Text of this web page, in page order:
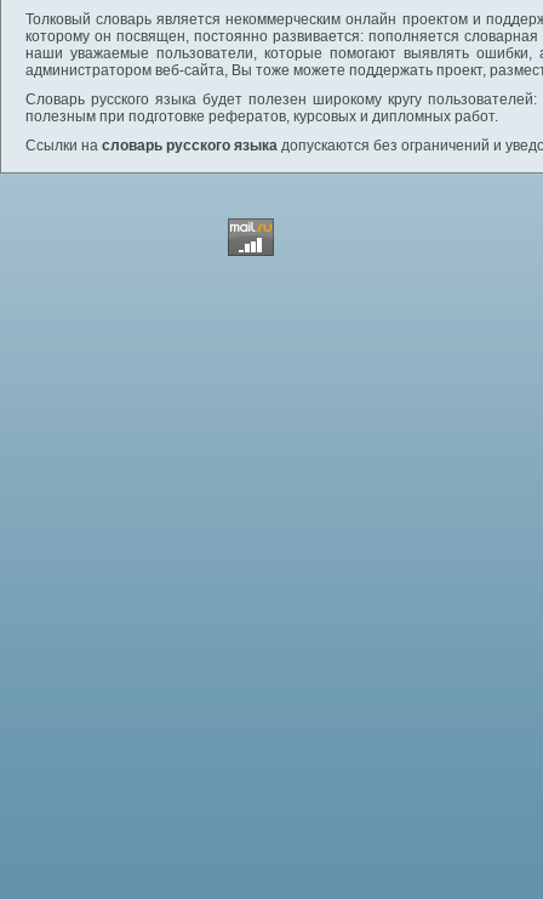
Толковый словарь является некоммерческим онлайн проектом и
которому он посвящен, постоянно развивается: пополняется
наши уважаемые пользователи, которые помогают выявлять
администратором веб-сайта, Вы тоже можете поддержать проект,
Словарь русского языка будет полезен широкому кругу
полезным при подготовке рефератов, курсовых и дипломных работ.
Ссылки на словарь русского языка допускаются без ограничений и